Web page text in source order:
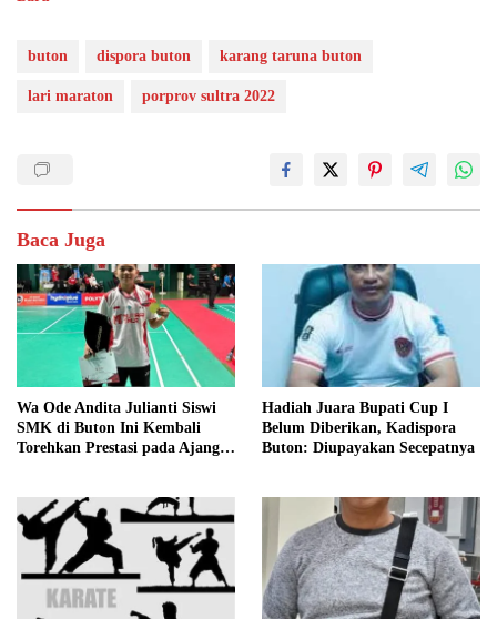
buton dispora buton karang taruna buton
lari maraton porprov sultra 2022
Baca Juga
Wa Ode Andita Julianti Siswi
SMK di Buton Ini Kembali
Torehkan Prestasi pada Ajang
Khusus dari Gubernur Sultra
Hadiah Juara Bupati Cup I
Belum Diberikan, Kadispora
Buton: Diupayakan Secepatnya